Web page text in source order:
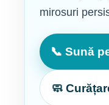
mirosuri
📞 Sună
🧼